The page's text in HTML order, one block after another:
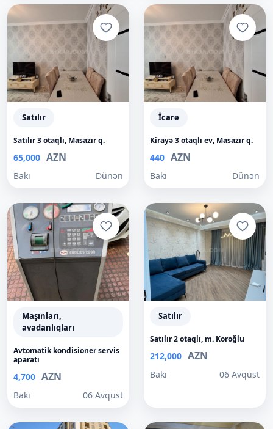
Satılır
Satılır 3 otaqlı, Masazır q.
65,000 AZN
Bakı Dünən
İcarə
Kirayə 3 otaqlı ev, Masazır q.
440 AZN
Bakı Dünən
Maşınları,
avadanlıqları
Avtomatik kondisioner servis
aparatı
4,700 AZN
Bakı 06 Avqust
Satılır
Satılır 2 otaqlı, m. Koroğlu
212,000 AZN
Bakı 06 Avqust